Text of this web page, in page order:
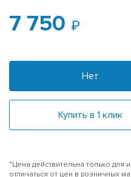
7 750
Нет
Купить в 1 клик
*Цена действительна только для
отличаться от цен в розничных